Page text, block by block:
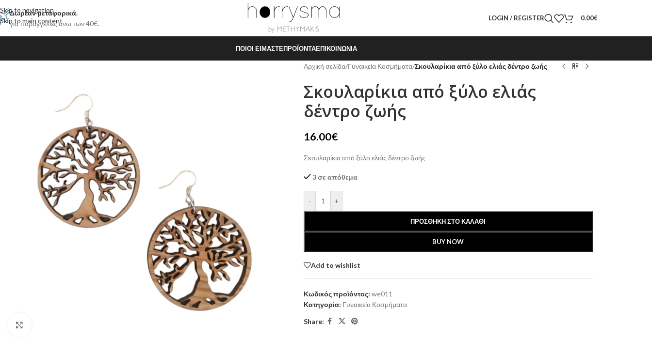
Skip to navigation
Skip to main content
Δωρέαν μεταφορικά.
για παραγγελίες άνω των 40€.
LOGIN / REGISTER 0.00€
ΠΟΙΟΙ ΕΊΜΑΣΤΕΠΡΟΪΌΝΤΑΕΠΙΚΟΙΝΩΝΊΑ
Αρχική σελίδα/Γυναικεία Κοσμήματα/Σκουλαρίκια από ξύλο ελιάς δέντρο ζωής
Σκουλαρίκια από ξύλο ελιάς
δέντρο ζωής
16.00€
Σκουλαρίκια από ξύλο ελιάς δέντρο ζωής
3 σε απόθεμα
- +
ΠΡΟΣΘΉΚΗ ΣΤΟ ΚΑΛΆΘΙ
BUY NOW
Add to wishlist
Κωδικός προϊόντος: we011
Κατηγορία: Γυναικεία Κοσμήματα
Share: